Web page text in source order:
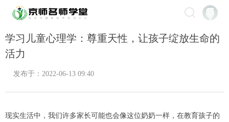
学习儿童心理学：尊重天性，让孩子绽放生命的
活力
发布于：2022-06-13 09:40
现实生活中，我们许多家长可能也会像这位奶奶一样，在教育孩子的